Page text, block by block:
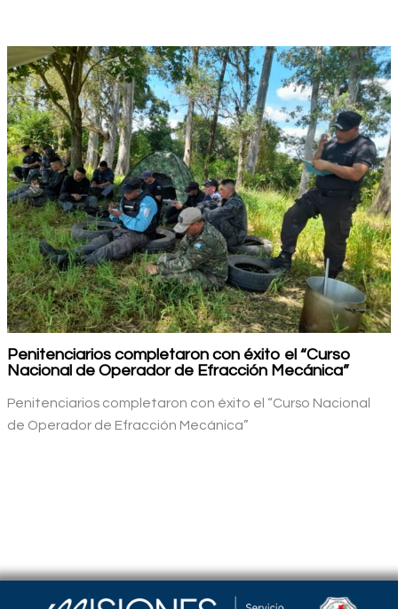
Penitenciarios completaron con éxito el “Curso
Nacional de Operador de Efracción Mecánica”
Penitenciarios completaron con éxito el “Curso Nacional
de Operador de Efracción Mecánica”